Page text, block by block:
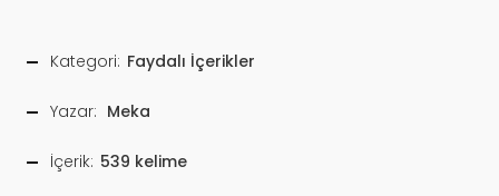
Kategori: Faydalı İçerikler
Yazar: Meka
İçerik: 539 kelime